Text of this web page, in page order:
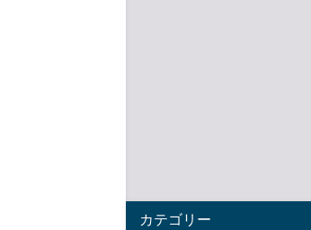
カテゴリー